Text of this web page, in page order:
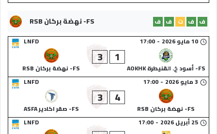
FS- نهضة بركان RSB ف ف ت ف ف
LNFD
10 مايو 2026 -
17:00
FS- أسود خ. القنيطرة AOKHK
1
3
FS- نهضة بركان RSB
LNFD
3 مايو 2026 -
17:00
FS- نهضة بركان RSB
4
3
FS- صقر اكادير ASFA
LNFD
25 أبريل 2026 -
17:00